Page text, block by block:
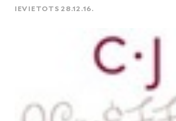
IEVIETOTS 28.12.16.